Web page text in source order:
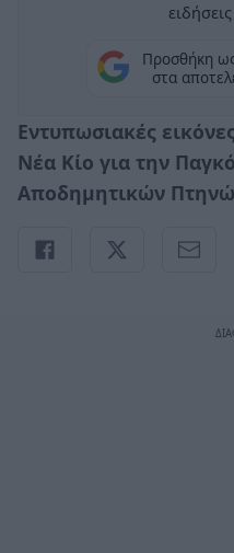
Προσθήκη
στα
Εντυπωσιακές
Νέα Κίο για την
Αποδημητικών